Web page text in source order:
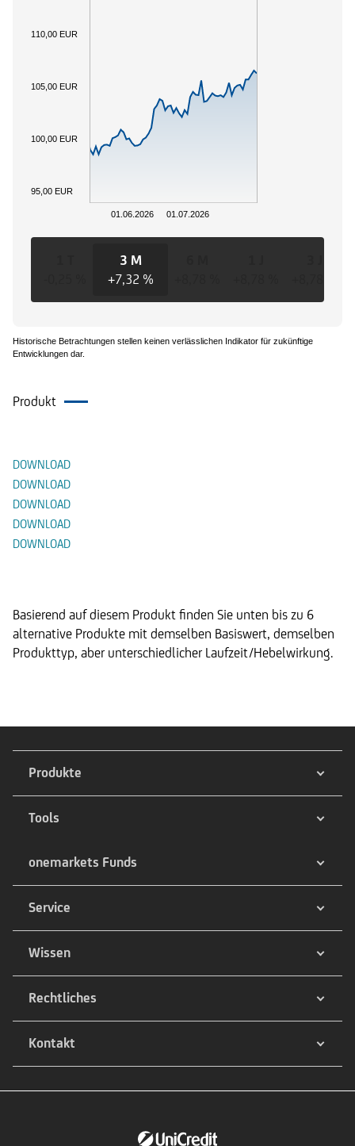
01.06.2026 01.07.2026
95,00 EUR
100,00 EUR
105,00 EUR
110,00 EUR
3 M
+7,32 %
Historische Betrachtungen stellen keinen verlässlichen Indikator für zukünftige
Entwicklungen dar.
Produkt
DOWNLOAD
DOWNLOAD
DOWNLOAD
DOWNLOAD
DOWNLOAD
Basierend auf diesem Produkt finden Sie unten bis zu 6
alternative Produkte mit demselben Basiswert, demselben
Produkttyp, aber unterschiedlicher Laufzeit/Hebelwirkung.
Produkte
Tools
onemarkets Funds
Service
Wissen
Rechtliches
Kontakt